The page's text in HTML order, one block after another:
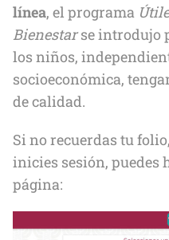
línea, el programa
Bienestarse introdujo
los niños,
socioeconómica,
de calidad.
Si no recuerdas tu
inicies sesión, puedes
página: